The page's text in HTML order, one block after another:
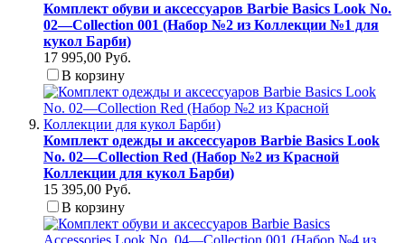
Комплект обуви и аксессуаров Barbie Basics Look No.
02—Collection 001 (Набор №2 из Коллекции №1 для
кукол Барби)
17 995,00 Руб.
В корзину
Комплект одежды и аксессуаров Barbie Basics Look
No. 02—Collection Red (Набор №2 из Красной
Коллекции для кукол Барби)
15 395,00 Руб.
В корзину